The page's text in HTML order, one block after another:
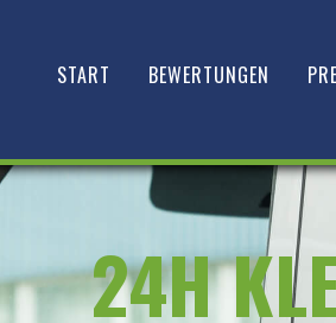
START BEWERTUNGEN
24H